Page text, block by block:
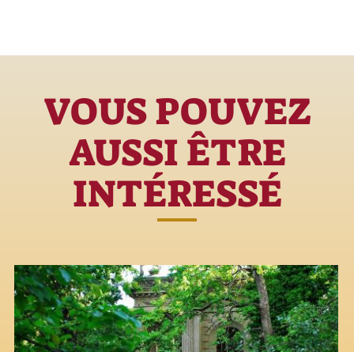
VOUS POUVEZ
AUSSI ÊTRE
INTÉRESSÉ